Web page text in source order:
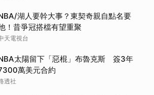
湖人要幹大事？東契奇親自點名要
！昔爭冠搭檔有望重聚
天電視台
太陽留下「惡棍」布魯克斯 簽3年
萬美元合約
透社